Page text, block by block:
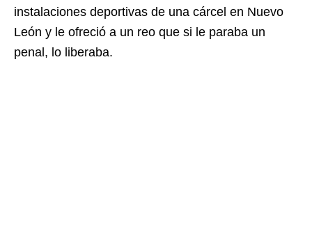
instalaciones deportivas de una cárcel en Nuevo
León y le ofreció a un reo que si le paraba un
penal, lo liberaba.